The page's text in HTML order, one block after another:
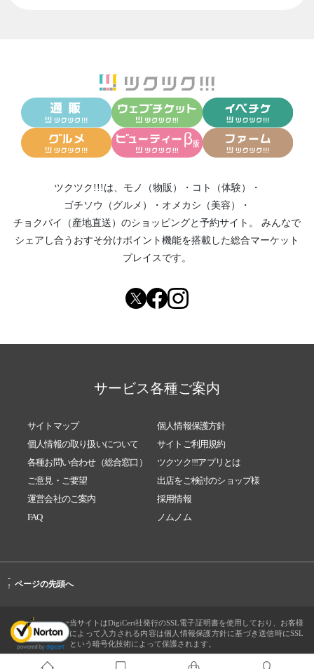
ツクツク!!!は、 モノ（物販） ・ コト（体験）
・
ゴチソウ（グルメ）
・ オメカシ（美容）
・
チョクバイ（産地直送） のショッピングと予約サイト。
みんなで
シェアし合う おすそ分けポイント機能を搭載した総合マーケット
プレイスです。
サービス各種ご案内
サイトマップ
個人情報保護方針
個人情報の取り扱いについて
サイトご利用規約
各種お問い合わせ（総合窓口）
ツクツク!!!アプリとは
ご意見・ご要望
出店をご検討のショップ様
運営会社のご案内
採用情報
FAQ
ノムノム
-
↑ ページの先頭へ
当サイトはDigiCert社発行のSSL電子証明書を使用しており、お客様
によって入力される内容は個人情報保護方針に基づき送信時にSSL
という暗号化技術によって保護されます。